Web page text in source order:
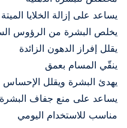
يساعد على إزالة الخلايا
يخلص البشرة من الرؤوس
يقلل إفراز الدهون الزائدة
ينقّي المسام بعمق
يهدئ البشرة ويقلل الإحساس
يساعد على منع جفاف البشرة
مناسب للاستخدام اليومي